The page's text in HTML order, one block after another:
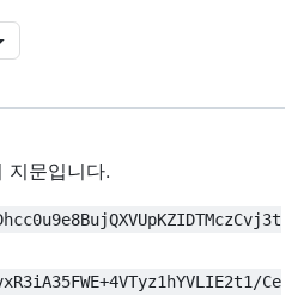
지문입니다.
Ce